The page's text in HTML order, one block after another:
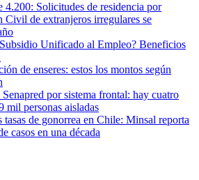
4.200: Solicitudes de residencia por
Civil de extranjeros irregulares se
Unificado al Empleo? Beneficios
de enseres: estos los montos según
por sistema frontal: hay cuatro
mil personas aisladas
tasas de gonorrea en Chile: Minsal reporta
casos en una década